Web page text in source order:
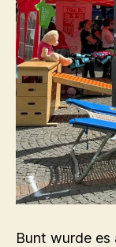
Bunt wurde es